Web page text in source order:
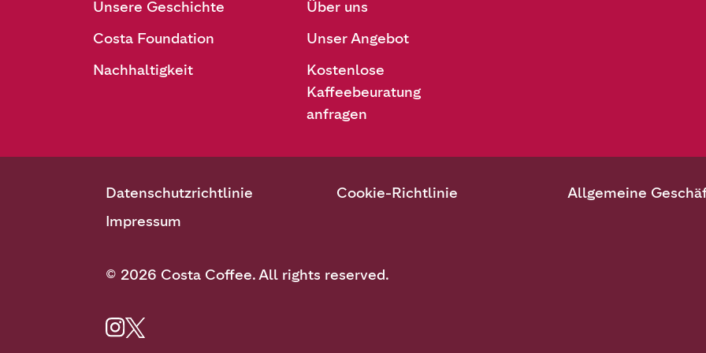
Unsere Geschichte
Costa Foundation
Nachhaltigkeit
Über uns
Unser Angebot
Kostenlose
Kaffeebeuratung
anfragen
Datenschutzrichtlinie Cookie-Richtlinie
Allgemeine
Impressum
© 2026 Costa Coffee. All rights reserved.